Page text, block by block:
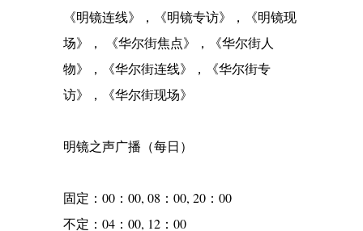
《明镜连线》，《明镜专访》，《明镜现
场》， 《华尔街焦点》，《华尔街人
物》，《华尔街连线》，《华尔街专
访》，《华尔街现场》
明镜之声广播（每日）
固定：00：00, 08：00, 20：00
不定：04：00, 12：00